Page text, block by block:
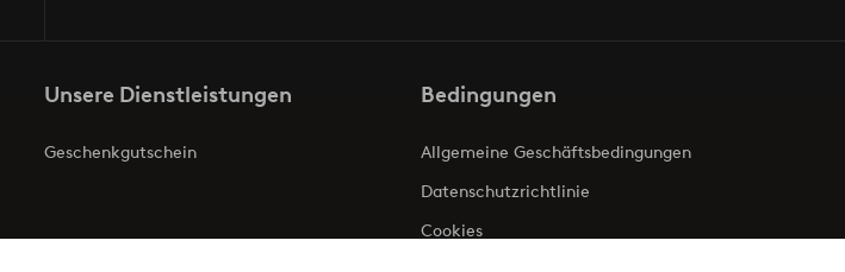
Unsere Dienstleistungen
Geschenkgutschein
Bedingungen
Allgemeine Geschäftsbedingungen
Datenschutzrichtlinie
Cookies